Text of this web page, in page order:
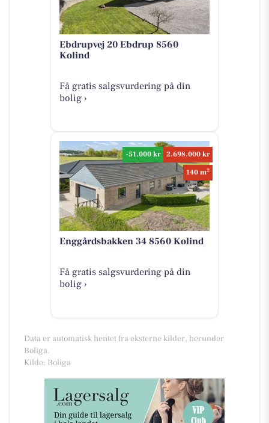
Ebdrupvej 20 Ebdrup 8560
Kolind
Få gratis salgsvurdering på din
bolig ›
-51.000 kr
2.698.000 kr
140 m2
Enggårdsbakken 34 8560 Kolind
Få gratis salgsvurdering på din
bolig ›
Data er automatisk hentet fra eksterne kilder, herunder
Boliga.
Kilde: Boliga